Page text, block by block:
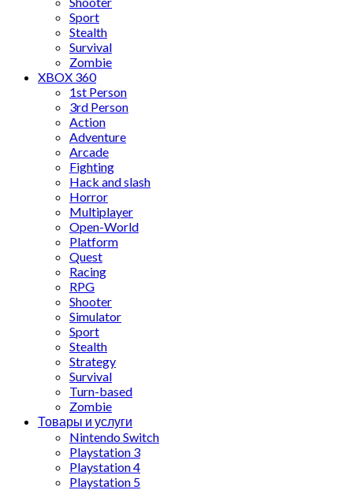
Sport
Stealth
Survival
Zombie
XBOX 360
1st Person
3rd Person
Action
Adventure
Arcade
Fighting
Hack and slash
Horror
Multiplayer
Open-World
Platform
Quest
Racing
RPG
Shooter
Simulator
Sport
Stealth
Strategy
Survival
Turn-based
Zombie
Товары и услуги
Nintendo Switch
Playstation 3
Playstation 4
Playstation 5